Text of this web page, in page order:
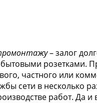
– залог
розетками.
частного или
сети в несколько
работ. Да и